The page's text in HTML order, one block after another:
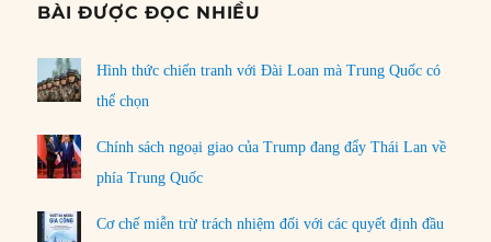
BÀI ĐƯỢC ĐỌC NHIỀU
Hình thức chiến tranh với Đài Loan mà Trung Quốc có
thể chọn
Chính sách ngoại giao của Trump đang đẩy Thái Lan về
phía Trung Quốc
Cơ chế miễn trừ trách nhiệm đối với các quyết định đầu